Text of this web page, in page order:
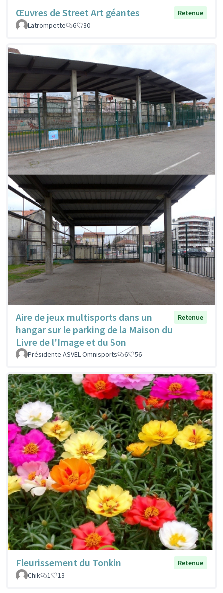
Œuvres de Street Art géantes
Retenue
Latrompette
6 30
Aire de jeux multisports dans un
hangar sur le parking de la Maison du
Livre de l'Image et du Son
Retenue
Présidente ASVEL Omnisports 6 56
Fleurissement du Tonkin
Retenue
Chik
1 13